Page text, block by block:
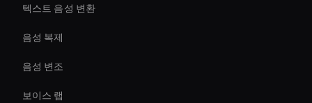
텍스트 음성 변환
음성 복제
음성 변조
보이스 랩